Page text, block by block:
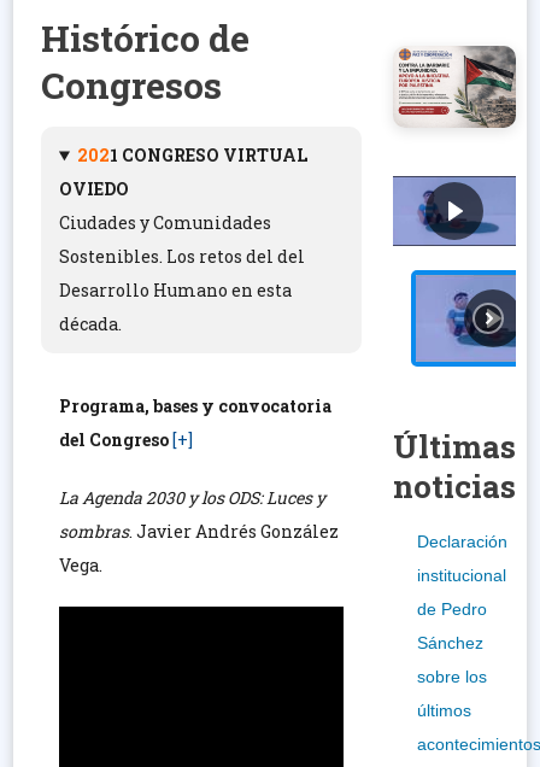
Histórico de
Congresos
2021 CONGRESO VIRTUAL
OVIEDO
Ciudades y Comunidades
Sostenibles. Los retos del del
Desarrollo Humano en esta
década.
Programa, bases y convocatoria
del Congreso[+]
La Agenda 2030 y los ODS: Luces y
sombras. Javier Andrés González
Vega.
Últimas
noticias
Declaración
institucional
de Pedro
Sánchez
sobre los
últimos